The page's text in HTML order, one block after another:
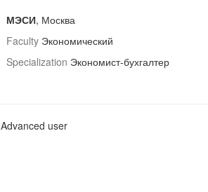
МЭСИ, Москва
Faculty Экономический
Specialization Экономист-бухгалтер
Advanced user